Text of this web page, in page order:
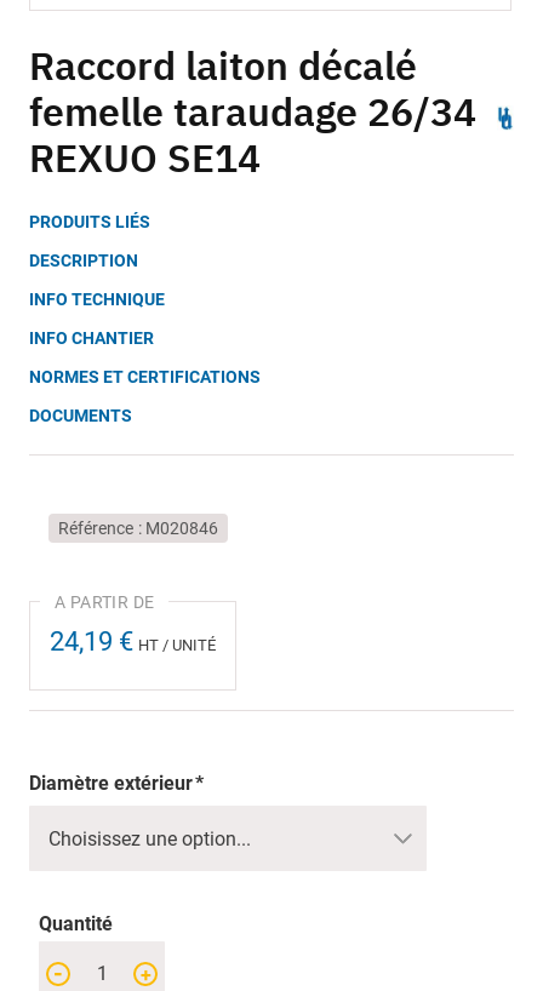
to
the
beginning
of
the
gallery
Raccord laiton décalé
femelle taraudage 26/34
REXUO SE14
PRODUITS LIÉS
DESCRIPTION
INFO TECHNIQUE
INFO CHANTIER
NORMES ET CERTIFICATIONS
DOCUMENTS
Référence M020846
24,19 € HT / UNITÉ
Diamètre extérieur
Quantité
+
-